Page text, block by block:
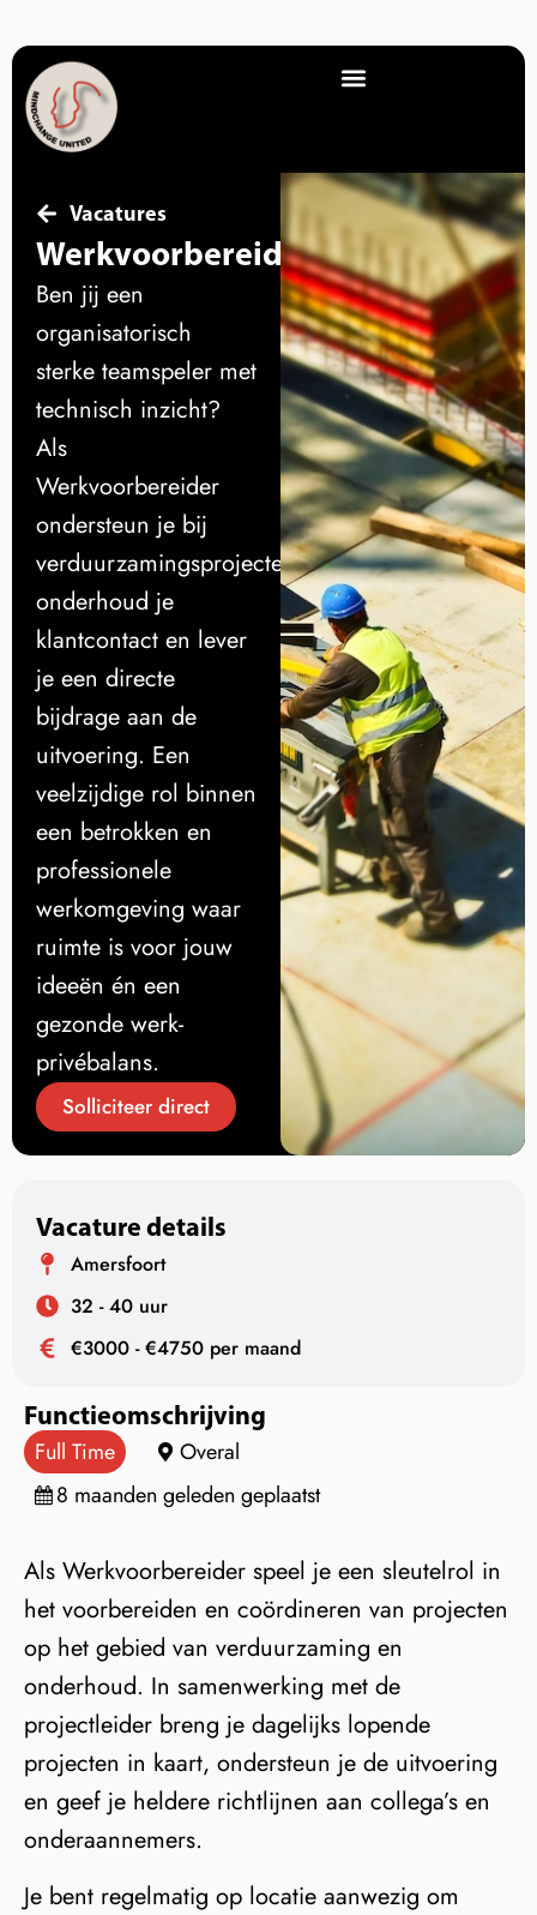
Vacatures
Werkvoorbereider
Ben jij een
organisatorisch
sterke teamspeler met
technisch inzicht?
Als
Werkvoorbereider
ondersteun je bij
verduurzamingsprojecten,
onderhoud je
klantcontact en lever
je een directe
bijdrage aan de
uitvoering. Een
veelzijdige rol binnen
een betrokken en
professionele
werkomgeving waar
ruimte is voor jouw
ideeën én een
gezonde werk-
privébalans.
Solliciteer direct
Vacature details
Amersfoort
32 - 40 uur
€3000 - €4750 per maand
Functieomschrijving
Full Time
Overal
8 maanden geleden geplaatst
Als Werkvoorbereider speel je een sleutelrol in
het voorbereiden en coördineren van projecten
op het gebied van verduurzaming en
onderhoud. In samenwerking met de
projectleider breng je dagelijks lopende
projecten in kaart, ondersteun je de uitvoering
en geef je heldere richtlijnen aan collega’s en
onderaannemers.
Je bent regelmatig op locatie aanwezig om